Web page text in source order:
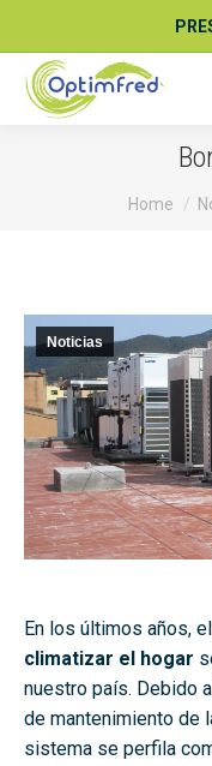
You are
Home
Noticias
En los últimos años, el
climatizar el hogar
nuestro país. Debido
de mantenimiento de
sistema se perfila